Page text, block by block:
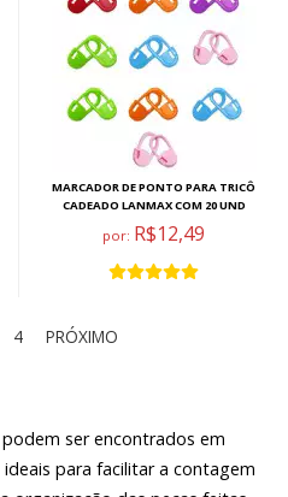
MARCADOR DE PONTO PARA TRICÔ
CADEADO LANMAX COM 20 UND
por: R$12,49
4 PRÓXIMO
ser encontrados em
para facilitar a contagem